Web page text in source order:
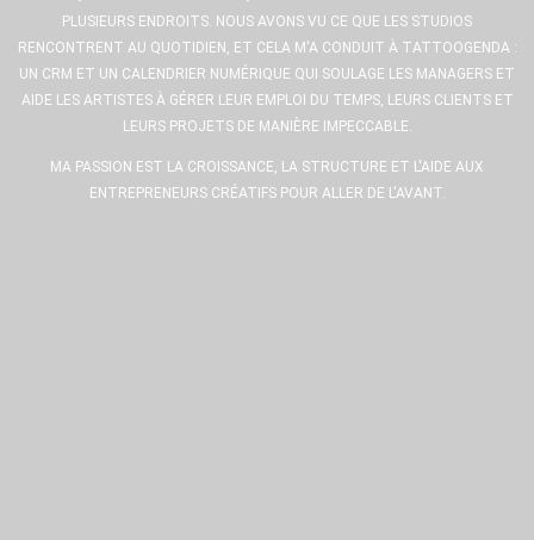
PLUSIEURS ENDROITS. NOUS AVONS VU CE QUE LES STUDIOS
RENCONTRENT AU QUOTIDIEN, ET CELA M'A CONDUIT À TATTOOGENDA :
UN CRM ET UN CALENDRIER NUMÉRIQUE QUI SOULAGE LES MANAGERS ET
AIDE LES ARTISTES À GÉRER LEUR EMPLOI DU TEMPS, LEURS CLIENTS ET
LEURS PROJETS DE MANIÈRE IMPECCABLE.
MA PASSION EST LA CROISSANCE, LA STRUCTURE ET L'AIDE AUX
ENTREPRENEURS CRÉATIFS POUR ALLER DE L'AVANT.